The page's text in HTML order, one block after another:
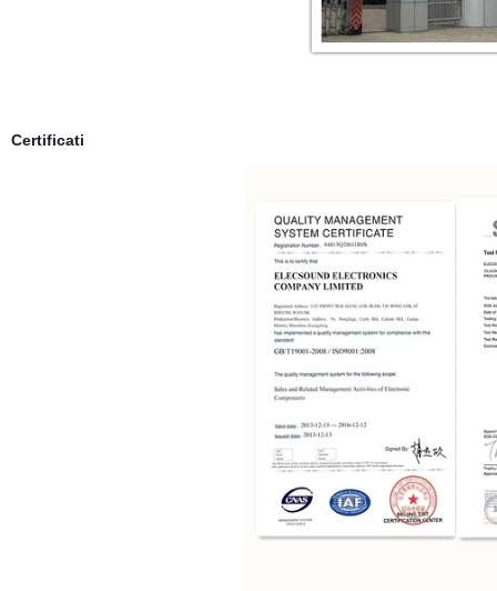
Certificati